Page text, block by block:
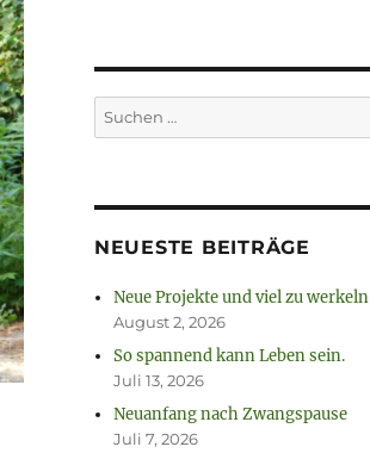
Suchen
nach:
NEUESTE BEITRÄGE
Neue Projekte und viel zu werkeln
August 2, 2026
So spannend kann Leben sein.
Juli 13, 2026
Neuanfang nach Zwangspause
Juli 7, 2026